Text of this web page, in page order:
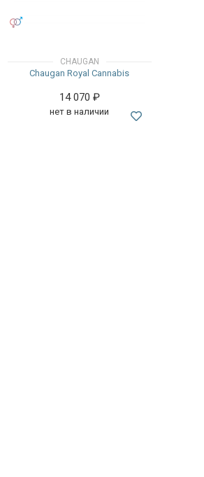
CHAUGAN
Chaugan Royal Cannabis
14 070 ₽
нет в наличии